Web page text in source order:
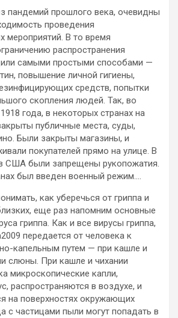
пандемий прошлого века, очевидны
проведения
мероприятий. В то время
распространения
самыми простыми способами —
повышение личной гигиены,
средств, попытки
скопления людей. Так, во
года, в некоторых странах на
публичные места, суды,
Были закрыты магазины, и
покупателей прямо на улице. В
США были запрещены рукопожатия.
был введен военный режим….
как уберечься от гриппа и
еще раз напомним основные
гриппа. Как и все вирусы гриппа,
передается от человека к
капельным путем — при кашле и
слюны. При кашле и чихании
микроскопические капли,
распространяются в воздухе, и
на поверхностях окружающих
с частицами пыли могут попадать в